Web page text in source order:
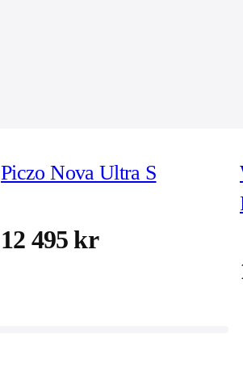
Piczo Nova Ultra S
12 495 kr